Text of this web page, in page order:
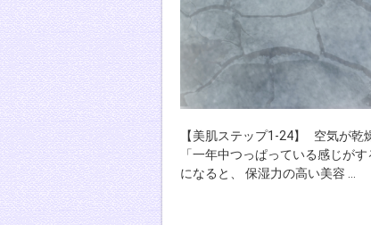
【美肌ステップ1-24】 空気が乾
「一年中つっぱっている感じが
になると、 保湿力の高い美容 …